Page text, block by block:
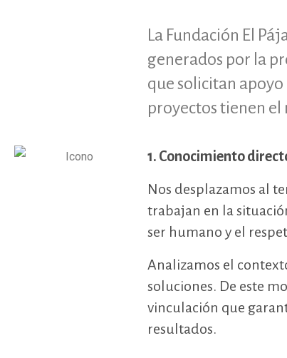
La Fundación El
generados por la
que solicitan
proyectos tienen el
1. Conocimiento
Nos desplazamos al
trabajan en la
ser humano y el
Analizamos el
soluciones. De este
vinculación que
resultados.